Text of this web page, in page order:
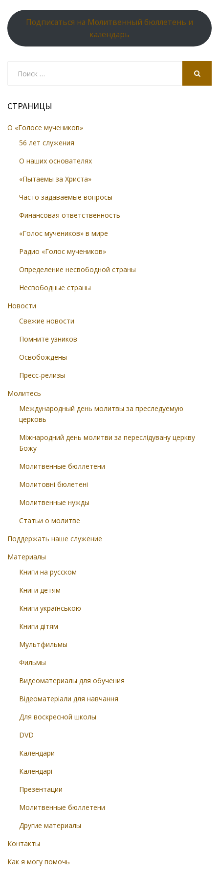
o
k
as
s
ni
r
n
al
p
p
Подписаться на Молитвенный бюллетень и
календарь
СТРАНИЦЫ
О «Голосе мучеников»
56 лет служения
О наших основателях
«Пытаемы за Христа»
Часто задаваемые вопросы
Финансовая ответственность
«Голос мучеников» в мире
Радио «Голос мучеников»
Определение несвободной страны
Несвободные страны
Новости
Свежие новости
Помните узников
Освобождены
Пресс-релизы
Молитесь
Международный день молитвы за преследуемую
церковь
Міжнародний день молитви за переслідувану церкву
Божу
Молитвенные бюллетени
Молитовні бюлетені
Молитвенные нужды
Статьи о молитве
Поддержать наше служение
Материалы
Книги на русском
Книги детям
Книги українською
Книги дітям
Мультфильмы
Фильмы
Видеоматериалы для обучения
Відеоматеріали для навчання
Для воскресной школы
DVD
Календари
Календарі
Презентации
Молитвенные бюллетени
Другие материалы
Контакты
Как я могу помочь